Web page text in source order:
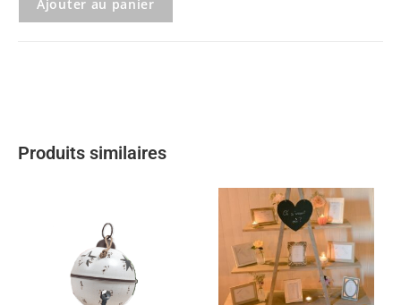
Ajouter au panier
Produits similaires